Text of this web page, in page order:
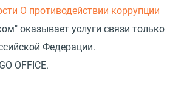
О противодействии коррупции
оказывает услуги связи только
Федерации.
OFFICE.